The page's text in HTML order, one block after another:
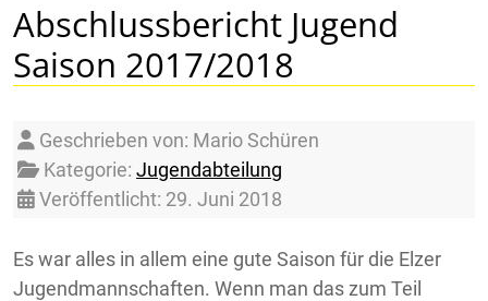
Abschlussbericht Jugend
Saison 2017/2018
Details
Geschrieben von: Mario Schüren
Kategorie: Jugendabteilung
Veröffentlicht: 29. Juni 2018
Es war alles in allem eine gute Saison für die Elzer
Jugendmannschaften. Wenn man das zum Teil